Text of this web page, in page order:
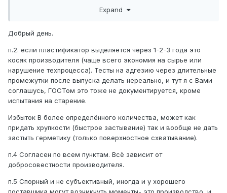
делать через длительные промежутки после выпуска,
Избыток В в разных материалах дает разный эффект,
Выход пластификатора на поверхность материала тоже
может иметь разные причины. В том числе, являться
следствием применения некачественного сырья. И у
разных герметиков причины и следствия тоже разные.
можно только использованием качественных
герметиков. Все, включая производителей и продавцов,
прекрасно осведомлены о подводных камнях своих
аргумент: "все работают, проблем нет". Это вранье и
есть первоисточник всех бед.
Expand
Добрый день.
п.2. если пластификатор выделяется через 1-2-3 года это
косяк производителя (чаще всего экономия на сырье или
нарушение техпроцесса). Тесты на адгезию через длительные
промежутки после выпуска делать нереально, и тут я с Вами
соглашусь, ГОСТом это тоже не документируется, кроме
испытания на старение.
Избыток В более определённого количества, может как
придать хрупкости (быстрое застывание) так и вообще не дать
застыть герметику (только поверхностное схватывание).
п.4 Согласен по всем пунктам. Всё зависит от
добросовестности производителя.
п.5 Спорный и не субъективный, иногда и у хорошего